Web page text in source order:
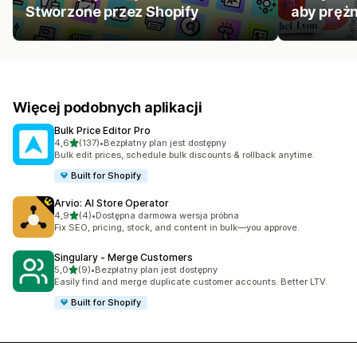
Stworzone przez Shopify
aby
Więcej podobnych aplikacji
Bulk Price Editor Pro
4,6na 5 gwiazdek
(137)
Łączna liczba recenzji: 137
•Bezpłatny plan jest dostępny
Bulk edit prices, schedule bulk discounts & rollback anytime.
Built for Shopify
Arvio: AI Store Operator
4,9na 5 gwiazdek
(4)
Łączna liczba recenzji: 4
•Dostępna darmowa wersja próbna
Fix SEO, pricing, stock, and content in bulk—you approve.
Singulary ‑ Merge Customers
5,0na 5 gwiazdek
(9)
Łączna liczba recenzji: 9
•Bezpłatny plan jest dostępny
Easily find and merge duplicate customer accounts. Better LTV.
Built for Shopify